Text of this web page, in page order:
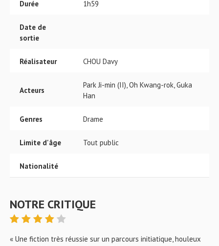
Durée 1h59
Date de
sortie
Réalisateur CHOU Davy
Acteurs
Park Ji-min (II), Oh Kwang-rok, Guka
Han
Genres Drame
Limite d'âge Tout public
Nationalité
NOTRE CRITIQUE
« Une fiction très réussie sur un parcours initiatique, houleux